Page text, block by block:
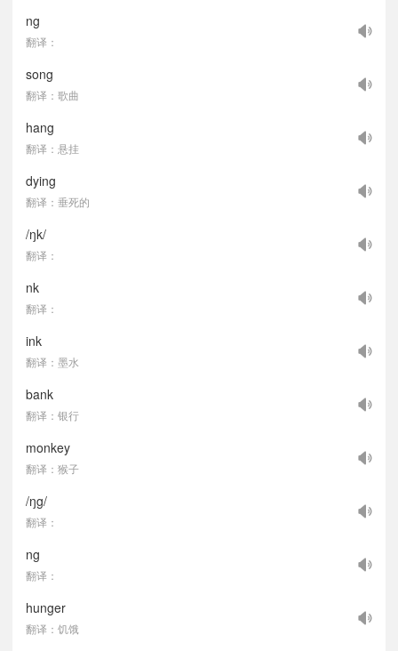
ng
翻译：
song
翻译：歌曲
hang
翻译：悬挂
dying
翻译：垂死的
/ŋk/
翻译：
nk
翻译：
ink
翻译：墨水
bank
翻译：银行
monkey
翻译：猴子
/ŋg/
翻译：
ng
翻译：
hunger
翻译：饥饿